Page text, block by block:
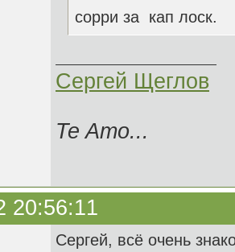
сорри за кап лоск.
Сергей Щеглов
Te Amo...
20:56:11
Сергей, всё очень